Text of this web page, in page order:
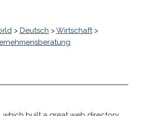
> Deutsch >Wirtschaft>